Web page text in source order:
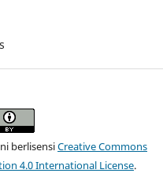
berlisensiCreative Commons
4.0 International License.